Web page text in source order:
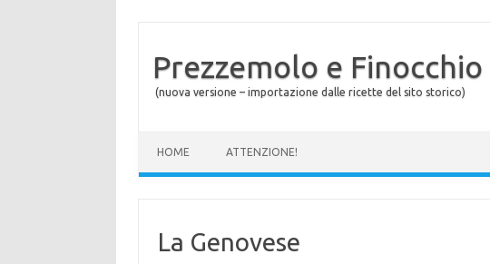
Prezzemolo e Finocchio
(nuova versione – importazione dalle ricette del sito storico)
HOME ATTENZIONE!
La Genovese